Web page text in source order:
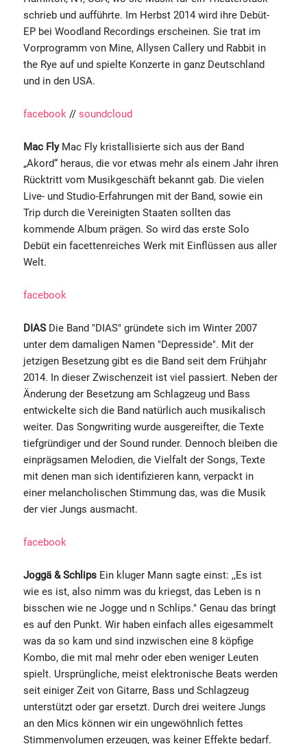
schrieb und aufführte. Im Herbst 2014 wird ihre Debüt-
EP bei Woodland Recordings erscheinen. Sie trat im
Vorprogramm von Mine, Allysen Callery und Rabbit in
the Rye auf und spielte Konzerte in ganz Deutschland
und in den USA.
facebook // soundcloud
Mac FlyMac Fly kristallisierte sich aus der Band
„Akord“ heraus, die vor etwas mehr als einem Jahr ihren
Rücktritt vom Musikgeschäft bekannt gab. Die vielen
Live- und Studio-Erfahrungen mit der Band, sowie ein
Trip durch die Vereinigten Staaten sollten das
kommende Album prägen. So wird das erste Solo
Debüt ein facettenreiches Werk mit Einflüssen aus aller
Welt.
facebook
DIAS Die Band "DIAS" gründete sich im Winter 2007
unter dem damaligen Namen "Depresside". Mit der
jetzigen Besetzung gibt es die Band seit dem Frühjahr
2014. In dieser Zwischenzeit ist viel passiert. Neben der
Änderung der Besetzung am Schlagzeug und Bass
entwickelte sich die Band natürlich auch musikalisch
weiter. Das Songwriting wurde ausgereifter, die Texte
tiefgründiger und der Sound runder. Dennoch bleiben die
einprägsamen Melodien, die Vielfalt der Songs, Texte
mit denen man sich identifizieren kann, verpackt in
einer melancholischen Stimmung das, was die Musik
der vier Jungs ausmacht.
facebook
Joggä & Schlips Ein kluger Mann sagte einst: ,,Es ist
wie es ist, also nimm was du kriegst, das Leben is n
bisschen wie ne Jogge und n Schlips." Genau das bringt
es auf den Punkt. Wir haben einfach alles eigesammelt
was da so kam und sind inzwischen eine 8 köpfige
Kombo, die mit mal mehr oder eben weniger Leuten
spielt. Ursprüngliche, meist elektronische Beats werden
seit einiger Zeit von Gitarre, Bass und Schlagzeug
unterstützt oder gar ersetzt. Durch drei weitere Jungs
an den Mics können wir ein ungewöhnlich fettes
Stimmenvolumen erzeugen, was keiner Effekte bedarf.